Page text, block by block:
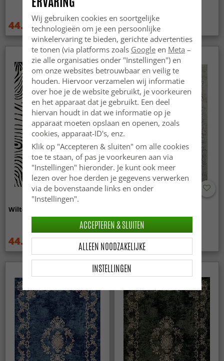
44.99 € 59.99 € 44.99 € 59.99 €
Wilton - Zebra (zwart/wit)
44.99 € 44.99 €
Wij gebruiken cookies en soortgelijke
technologieën om je een persoonlijke
winkelervaring te bieden, gerichte advertenties
te tonen (via platforms zoals Googleen Meta –
zie alle organisaties onder "Instellingen") en
om onze websites betrouwbaar en veilig te
houden. Hiervoor verzamelen wij informatie
over hoe je de website gebruikt, je voorkeuren
en het apparaat dat je gebruikt. Een deel
hiervan houdt in dat we informatie op je
apparaat moeten opslaan en openen, zoals
cookies, apparaat-ID's, enz.
Klik op "Accepteren & sluiten" om alle cookies
toe te staan, of pas je voorkeuren aan via
"Instellingen" hieronder. Je kunt ook meer
lezen over hoe derden je gegevens verwerken
via de bovenstaande links en onder
"Instellingen".
INSTELLINGEN
ALLEEN NOODZAKELIJKE
ACCEPTEREN & SLUITEN